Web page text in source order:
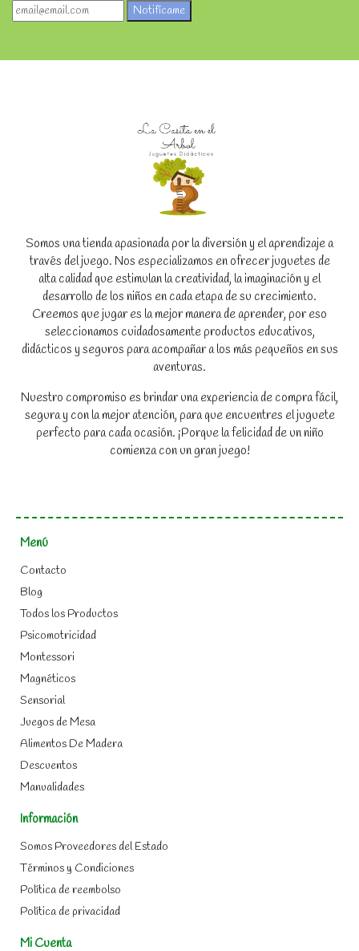
Notifícame
Somos una tienda apasionada por la diversión y el aprendizaje a
través del juego. Nos especializamos en ofrecer juguetes de
alta calidad que estimulan la creatividad, la imaginación y el
desarrollo de los niños en cada etapa de su crecimiento.
Creemos que jugar es la mejor manera de aprender, por eso
seleccionamos cuidadosamente productos educativos,
didácticos y seguros para acompañar a los más pequeños en sus
aventuras.
Nuestro compromiso es brindar una experiencia de compra fácil,
segura y con la mejor atención, para que encuentres el juguete
perfecto para cada ocasión. ¡Porque la felicidad de un niño
comienza con un gran juego!
Menú
Contacto
Blog
Todos los Productos
Psicomotricidad
Montessori
Magnéticos
Sensorial
Juegos de Mesa
Alimentos De Madera
Descuentos
Manualidades
Información
Somos Proveedores del Estado
Términos y Condiciones
Política de reembolso
Política de privacidad
Mi Cuenta